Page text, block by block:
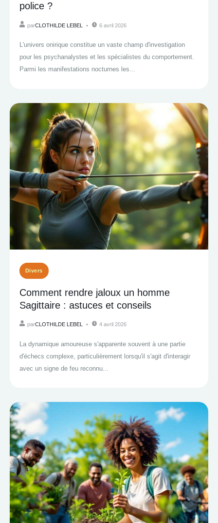
police ?
parCLOTHILDE LEBEL 6 avril 2026
L'univers onirique constitue un vaste champ d'investigation
pour les psychanalystes et les spécialistes du comportement.
Parmi les manifestations nocturnes les...
Divers
Comment rendre jaloux un homme
Sagittaire : astuces et conseils
parCLOTHILDE LEBEL 4 avril 2026
La dynamique amoureuse s'apparente souvent à une partie
d'échecs complexe, particulièrement lorsqu'il s'agit d'interagir
avec un signe de feu reconnu...